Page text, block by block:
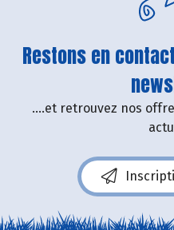
Restons en
....et retrouvez nos